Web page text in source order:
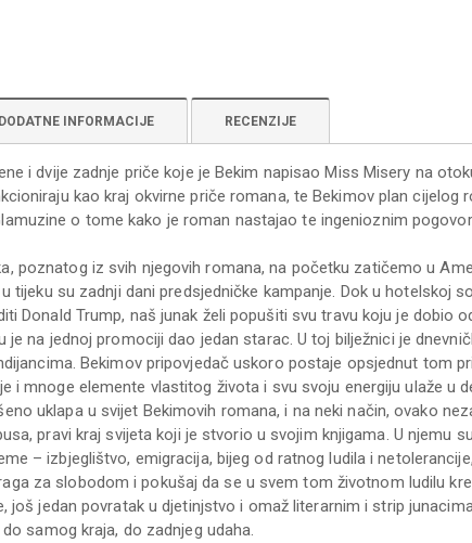
DODATNE INFORMACIJE RECENZIJE
i dvije zadnje priče koje je Bekim napisao Miss Misery na
kao kraj okvirne priče romana, te Bekimov plan cijelog
o tome kako je roman nastajao te ingenioznim
poznatog iz svih njegovih romana, na početku zatičemo u
tijeku su zadnji dani predsjedničke kampanje. Dok u hotelskoj
Donald Trump, naš junak želi popušiti svu travu koju je dobio
je na jednoj promociji dao jedan starac. U toj bilježnici je
Bekimov pripovjedač uskoro postaje opsjednut tom
i mnoge elemente vlastitog života i svu svoju energiju ulaže u
uklapa u svijet Bekimovih romana, i na neki način, ovako
pravi kraj svijeta koji je stvorio u svojim knjigama. U njemu
– izbjeglištvo, emigracija, bijeg od ratnog ludila i
za slobodom i pokušaj da se u svem tom životnom ludilu
još jedan povratak u djetinjstvo i omaž literarnim i strip
samog kraja, do zadnjeg udaha.